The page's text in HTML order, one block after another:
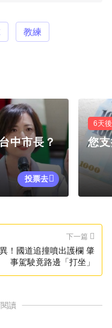
教練
中市長？
投票去
6天
您
下一篇
！國道追撞噴出護欄 肇
事駕駛竟路邊「打坐」
讀